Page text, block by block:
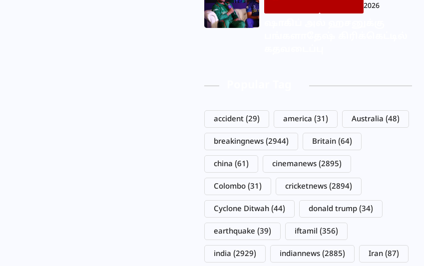
2026
accident (29) america (31) Australia (48)
breakingnews (2944) Britain (64)
china (61) cinemanews (2895)
Colombo (31) cricketnews (2894)
Cyclone Ditwah (44) donald trump (34)
earthquake (39) iftamil (356)
india (2929) indiannews (2885) Iran (87)